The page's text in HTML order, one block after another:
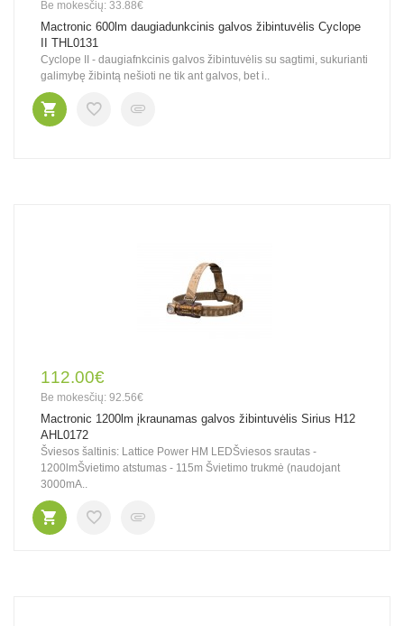
Be mokesčių: 33.88€
Mactronic 600lm daugiadunkcinis galvos žibintuvėlis Cyclope
II THL0131
Cyclope II - daugiafnkcinis galvos žibintuvėlis su sagtimi, sukurianti
galimybę žibintą nešioti ne tik ant galvos, bet i..
112.00€
Be mokesčių: 92.56€
Mactronic 1200lm įkraunamas galvos žibintuvėlis Sirius H12
AHL0172
Šviesos šaltinis: Lattice Power HM LEDŠviesos srautas -
1200lmŠvietimo atstumas - 115m Švietimo trukmė (naudojant
3000mA..